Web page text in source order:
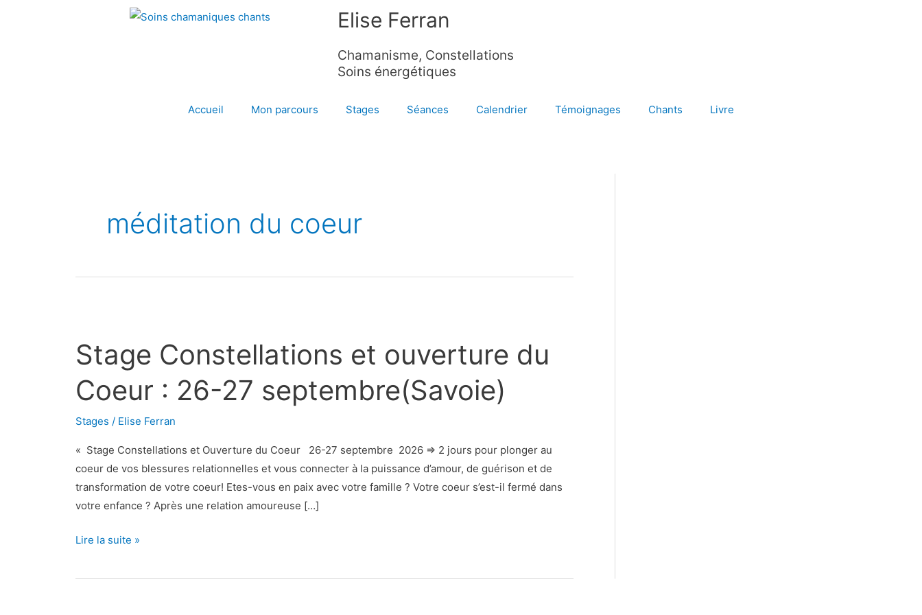
Elise Ferran
Chamanisme, Constellations
Soins énergétiques
Accueil Mon parcours Stages Séances Calendrier Témoignages Chants Livre
méditation du coeur
Stage Constellations et ouverture du
Coeur : 26-27 septembre(Savoie)
Stages / Elise Ferran
« Stage Constellations et Ouverture du Coeur 26-27 septembre 2026 ⇒ 2 jours pour plonger au
coeur de vos blessures relationnelles et vous connecter à la puissance d’amour, de guérison et de
transformation de votre coeur! Etes-vous en paix avec votre famille ? Votre coeur s’est-il fermé dans
votre enfance ? Après une relation amoureuse […]
et
ouverture
du
Coeur
:
Lire la suite »